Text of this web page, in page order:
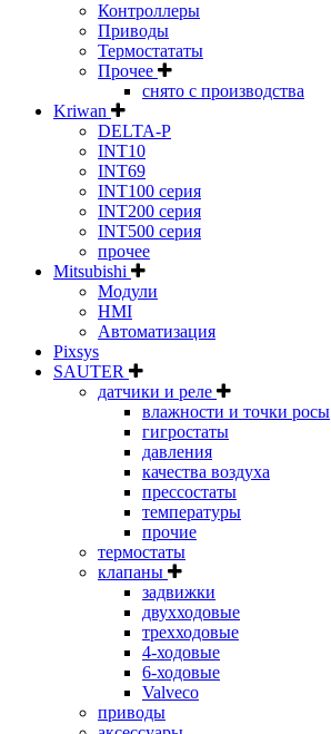
Контроллеры
Приводы
Термостататы
Прочее
снято с производства
Kriwan
DELTA-P
INT10
INT69
INT100 серия
INT200 серия
INT500 серия
прочее
Mitsubishi
Модули
HMI
Автоматизация
Pixsys
SAUTER
датчики и реле
влажности и точки росы
гигростаты
давления
качества воздуха
прессостаты
температуры
прочие
термостаты
клапаны
задвижки
двухходовые
трехходовые
4-ходовые
6-ходовые
Valveco
приводы